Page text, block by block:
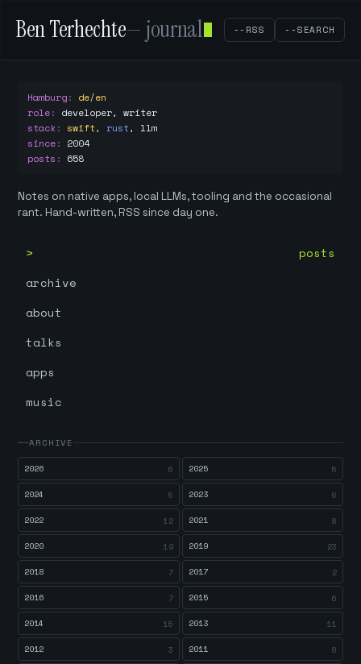
Ben Terhechte— journal --RSS --SEARCH
Hamburg: de/en
role: developer, writer
stack: swift, rust, llm
since: 2004
posts : 658
Notes on native apps, local LLMs, tooling and the occasional
rant. Hand-written, RSS since day one.
posts
archive
about
talks
apps
music
ARCHIVE
2026
6 2025 5
2024 5 2023 6
2022 12 2021 8
2020 19 2019 23
2018 7 2017 2
2016 7 2015 6
2014 15 2013 11
2012 3 2011 8